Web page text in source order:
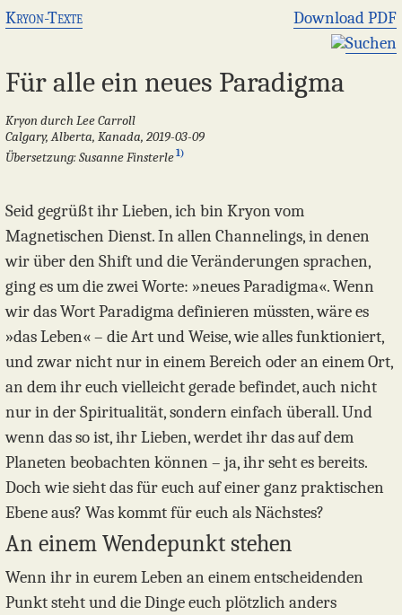
Kryon-Texte
Download PDF
Suchen
Für alle ein neues Paradigma
Kryon durch Lee Carroll
Calgary, Alberta, Kanada, 2019-03-09
Übersetzung: Susanne Finsterle1)
Seid gegrüßt ihr Lieben, ich bin Kryon vom
Magnetischen Dienst. In allen Channelings, in denen
wir über den Shift und die Veränderungen sprachen,
ging es um die zwei Worte: »neues Paradigma«. Wenn
wir das Wort Paradigma definieren müssten, wäre es
»das Leben« – die Art und Weise, wie alles funktioniert,
und zwar nicht nur in einem Bereich oder an einem Ort,
an dem ihr euch vielleicht gerade befindet, auch nicht
nur in der Spiritualität, sondern einfach überall. Und
wenn das so ist, ihr Lieben, werdet ihr das auf dem
Planeten beobachten können – ja, ihr seht es bereits.
Doch wie sieht das für euch auf einer ganz praktischen
Ebene aus? Was kommt für euch als Nächstes?
An einem Wendepunkt stehen
Wenn ihr in eurem Leben an einem entscheidenden
Punkt steht und die Dinge euch plötzlich anders